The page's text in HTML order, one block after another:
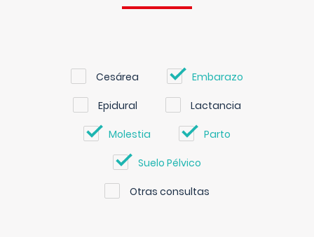
Cesárea Embarazo
Epidural Lactancia
Molestia Parto
Suelo Pélvico
Otras consultas